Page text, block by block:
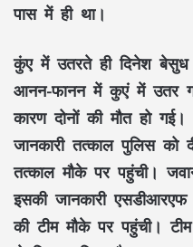
पास में ही था।
कुंए में उतरते ही दिनेश
आनन-फानन में कुएं में उतर
कारण दोनों की मौत हो
जानकारी तत्काल पुलिस
तत्काल मौके पर पहुंची।
इसकी जानकारी
की टीम मौके पर पहुंची।